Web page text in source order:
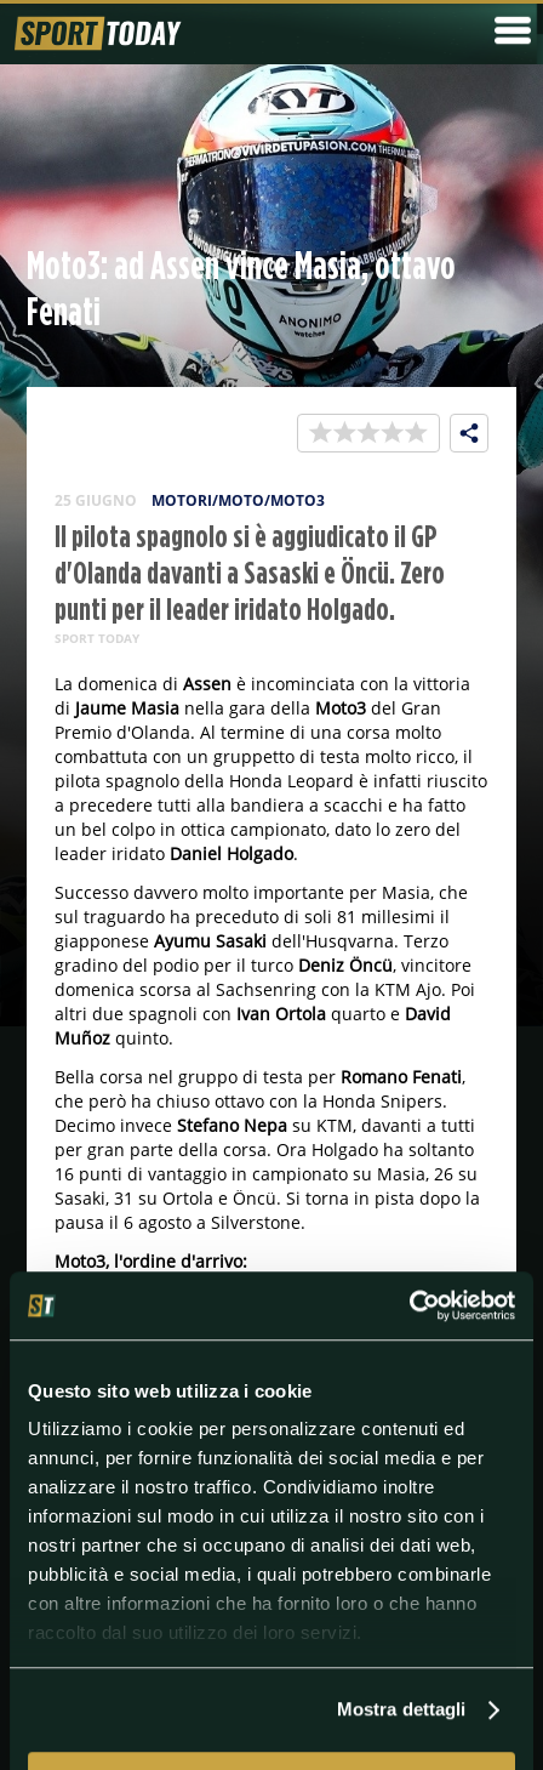
Questo sito web utilizza i cookie
Utilizziamo i cookie per personalizzare contenuti ed
annunci, per fornire funzionalità dei social media e per
analizzare il nostro traffico. Condividiamo inoltre
informazioni sul modo in cui utilizza il nostro sito con i
nostri partner che si occupano di analisi dei dati web,
pubblicità e social media, i quali potrebbero combinarle
con altre informazioni che ha fornito loro o che hanno
raccolto dal suo utilizzo dei loro servizi.
Mostra dettagli
Moto3: ad Assen vince Masia, ottavo
Fenati
25 GIUGNO MOTORI/MOTO/MOTO3
Il pilota spagnolo si è aggiudicato il GP
d'Olanda davanti a Sasaski e Öncü. Zero
punti per il leader iridato Holgado.
SPORT TODAY
La domenica di Assen è incominciata con la vittoria
di Jaume Masianella gara della Moto3del Gran
Premio d'Olanda. Al termine di una corsa molto
combattuta con un gruppetto di testa molto ricco, il
pilota spagnolo della Honda Leopard è infatti riuscito
a precedere tutti alla bandiera a scacchi e ha fatto
un bel colpo in ottica campionato, dato lo zero del
leader iridato Daniel Holgado.
Successo davvero molto importante per Masia, che
sul traguardo ha preceduto di soli 81 millesimi il
giapponese Ayumu Sasaki dell'Husqvarna. Terzo
gradino del podio per il turco Deniz Öncü, vincitore
domenica scorsa al Sachsenring con la KTM Ajo. Poi
altri due spagnoli con Ivan Ortolaquarto e David
Muñozquinto.
Bella corsa nel gruppo di testa per Romano Fenati,
che però ha chiuso ottavo con la Honda Snipers.
Decimo invece Stefano Nepasu KTM, davanti a tutti
per gran parte della corsa. Ora Holgado ha soltanto
16 punti di vantaggio in campionato su Masia, 26 su
Sasaki, 31 su Ortola e Öncü. Si torna in pista dopo la
pausa il 6 agosto a Silverstone.
Moto3, l'ordine d'arrivo:
1 J. Masia (Honda)
2 A. Sasaki (Husqvarna)
4 I. Ortola (KTM)
5 D. Muñoz (KTM)
6 J. Rueda (KTM)
7 C. Veijer (Husqvarna)
8 R. Fenati (Honda)
9 J. Kelso (CFMOTO)